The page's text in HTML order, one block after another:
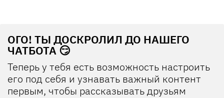
ОГО! ТЫ ДОСКРОЛИЛ ДО НАШЕГО
ЧАТБОТА 😏
Теперь у тебя есть возможность настроить
его под себя и узнавать важный контент
первым, чтобы рассказывать друзьям